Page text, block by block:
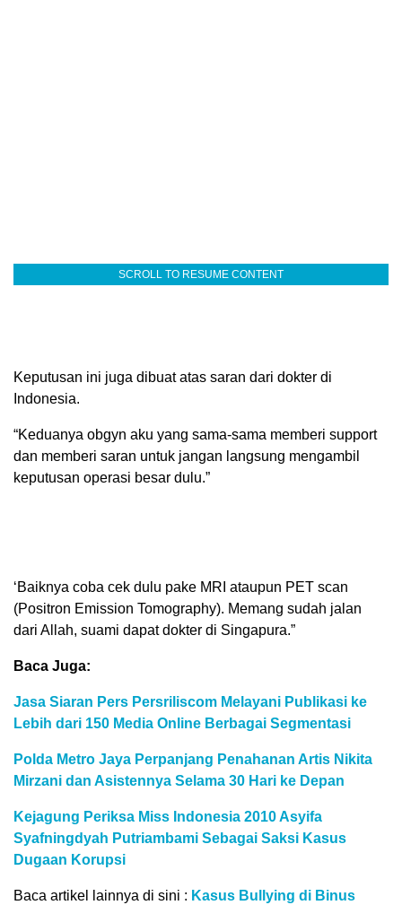
SCROLL TO RESUME CONTENT
Keputusan ini juga dibuat atas saran dari dokter di
Indonesia.
“Keduanya obgyn aku yang sama-sama memberi support
dan memberi saran untuk jangan langsung mengambil
keputusan operasi besar dulu.”
‘Baiknya coba cek dulu pake MRI ataupun PET scan
(Positron Emission Tomography). Memang sudah jalan
dari Allah, suami dapat dokter di Singapura.”
Baca Juga:
Jasa Siaran Pers Persriliscom Melayani Publikasi ke
Lebih dari 150 Media Online Berbagai Segmentasi
Polda Metro Jaya Perpanjang Penahanan Artis Nikita
Mirzani dan Asistennya Selama 30 Hari ke Depan
Kejagung Periksa Miss Indonesia 2010 Asyifa
Syafningdyah Putriambami Sebagai Saksi Kasus
Dugaan Korupsi
Baca artikel lainnya di sini : Kasus Bullying di Binus